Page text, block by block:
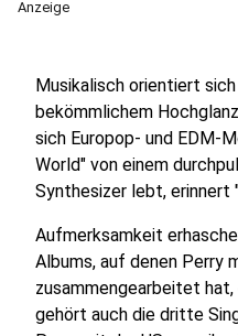
Anzeige
Musikalisch orientiert
bekömmlichem
sich Europop- und EDM-
World" von einem
Synthesizer lebt, erinnert
Aufmerksamkeit
Albums, auf denen Perry
zusammengearbeitet
gehört auch die dritte